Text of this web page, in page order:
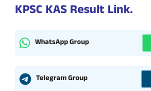
KPSC KAS Result Link.
WhatsApp Group
Telegram Group